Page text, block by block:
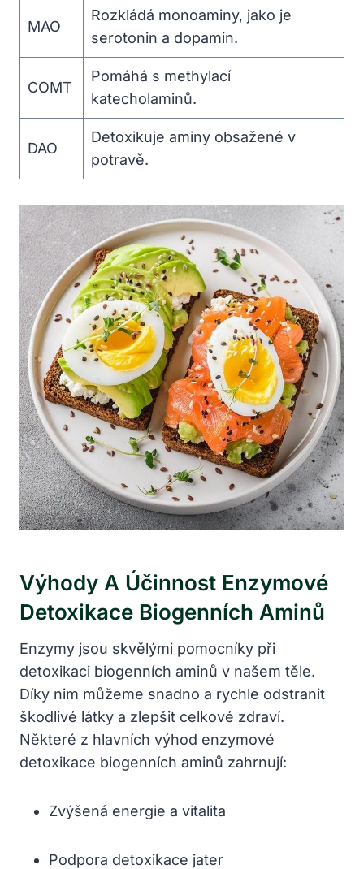
MAO
Rozkládá monoaminy, jako je
serotonin a dopamin.
COMT
Pomáhá s methylací
katecholaminů.
DAO
Detoxikuje aminy obsažené v
potravě.
Výhody A Účinnost Enzymové
Detoxikace Biogenních Aminů
Enzymy jsou skvělými pomocníky při
detoxikaci biogenních aminů v našem těle.
Díky nim můžeme snadno a rychle odstranit
škodlivé látky a zlepšit celkové zdraví.
Některé z hlavních výhod enzymové
detoxikace biogenních aminů zahrnují:
Zvýšená energie a vitalita
Podpora detoxikace jater